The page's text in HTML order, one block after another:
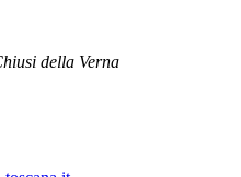
della Verna